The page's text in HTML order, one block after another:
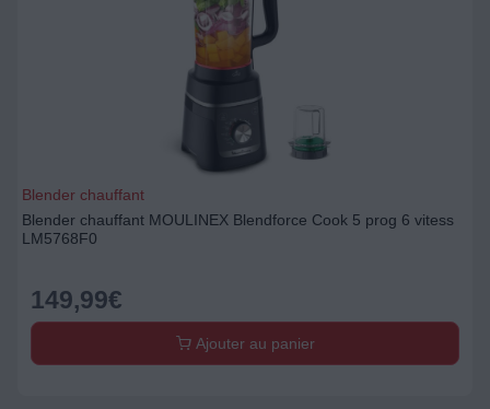
Blender chauffant
Blender chauffant MOULINEX Blendforce Cook 5 prog 6 vitess
LM5768F0
149,99€
Ajouter au panier